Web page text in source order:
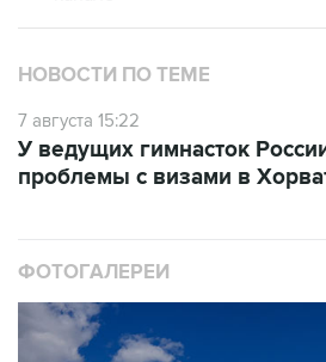
НОВОСТИ ПО ТЕМЕ
7 августа 15:22
У ведущих гимнасток
проблемы с визами в
ФОТОГАЛЕРЕИ